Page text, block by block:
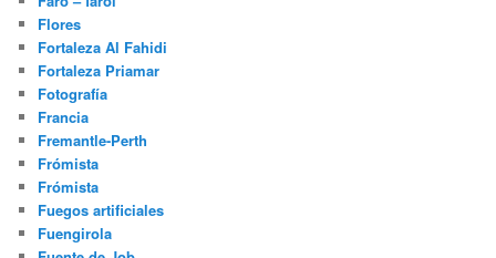
Flores
Fortaleza Al Fahidi
Fortaleza Priamar
Fotografía
Francia
Fremantle-Perth
Frómista
Frómista
Fuegos artificiales
Fuengirola